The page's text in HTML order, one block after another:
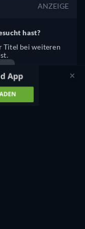
ANZEIGE
hast?
Titel bei weiteren